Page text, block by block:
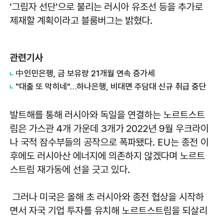
'그림자 선단'으로 불리는 러시아 유조선 등을 추가로
제재할 계획이라고 블룸버그는 밝혔다.
관련기사
中인민은행, 금 보유량 21개월 연속 증가세
"대출 또 막히네"…하나은행, 비대면 주담대 신규 취급 중단
발트해를 통해 러시아와 독일을 연결하는 노르트스트
림은 가스관 4개 가운데 3개가 2022년 9월 우크라이
나 국적 잠수부들의 공작으로 폭파됐다. EU는 종전 이
후에도 러시아산 에너지에 의존하지 않겠다며 노르트
스트림 재가동에 선을 긋고 있다.
그러나 미국은 올해 초 러시아와 종전 협상을 시작하
면서 자국 기업 투자를 유치해 노르트스트림을 되살리